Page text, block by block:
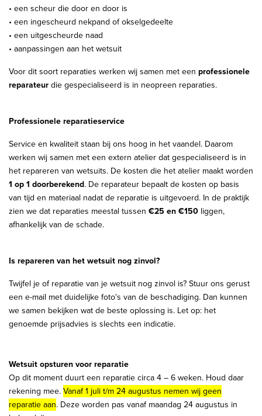
• een scheur die door en door is
• een ingescheurd nekpand of okselgedeelte
• een uitgescheurde naad
• aanpassingen aan het wetsuit
Voor dit soort reparaties werken wij samen met een professionele
reparateurdie gespecialiseerd is in neopreen reparaties.
Professionele reparatieservice
Service en kwaliteit staan bij ons hoog in het vaandel. Daarom
werken wij samen met een extern atelier dat gespecialiseerd is in
het repareren van wetsuits. De kosten die het atelier maakt worden
1 op 1 doorberekend. De reparateur bepaalt de kosten op basis
van tijd en materiaal nadat de reparatie is uitgevoerd. In de praktijk
zien we dat reparaties meestal tussen €25 en €150 liggen,
afhankelijk van de schade.
Is repareren van het wetsuit nog zinvol?
Twijfel je of reparatie van je wetsuit nog zinvol is? Stuur ons gerust
een e-mail met duidelijke foto's van de beschadiging. Dan kunnen
we samen bekijken wat de beste oplossing is. Let op: het
genoemde prijsadvies is slechts een indicatie.
Wetsuit opsturen voor reparatie
Op dit moment duurt een reparatie circa 4 – 6 weken. Houd daar
rekening mee.Vanaf 1 juli t/m 24 augustus nemen wij geen
reparatie aan. Deze worden pas vanaf maandag 24 augustus in